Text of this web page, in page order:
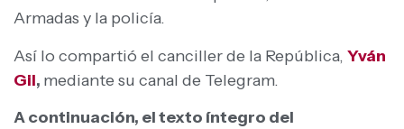
Armadas y la policía.
Así lo compartió el canciller de la República, Yván
Gil, mediante su canal de Telegram.
A continuación, el texto íntegro del